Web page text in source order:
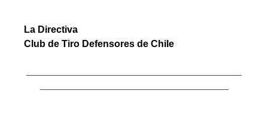
La Directiva
Club de Tiro Defensores de Chile